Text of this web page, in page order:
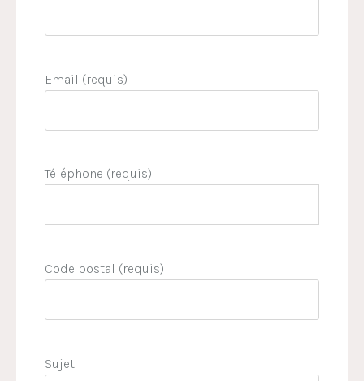
Email (requis)
Téléphone (requis)
Code postal (requis)
Sujet